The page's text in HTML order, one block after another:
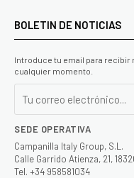
BOLETIN DE NOTICIAS
Introduce tu email para recibir
cualquier momento.
SEDE OPERATIVA
Campanilla Italy Group, S.L.
Calle Garrido Atienza, 21,
Tel. +34 958581034